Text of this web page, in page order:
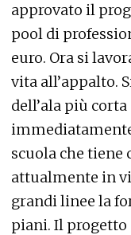
approvato il
pool di
euro. Ora si
vita all’appalto.
dell’ala più
scuola che
attualmente in
grandi linee la
piani. Il progetto